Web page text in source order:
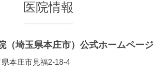
医院情報
本庄市見福2-18-4